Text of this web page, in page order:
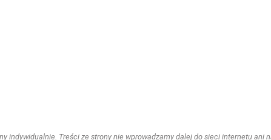
indywidualnie. Treści ze strony nie wprowadzamy dalej do sieci internetu ani